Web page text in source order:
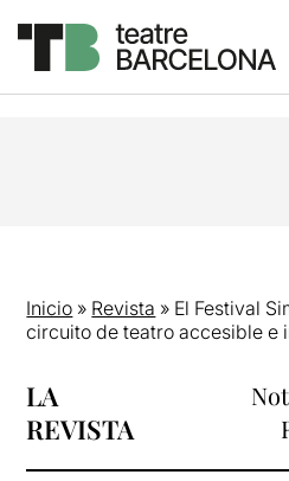
Inicio » Revista » El Festival
circuito de teatro accesible e
LA
REVISTA